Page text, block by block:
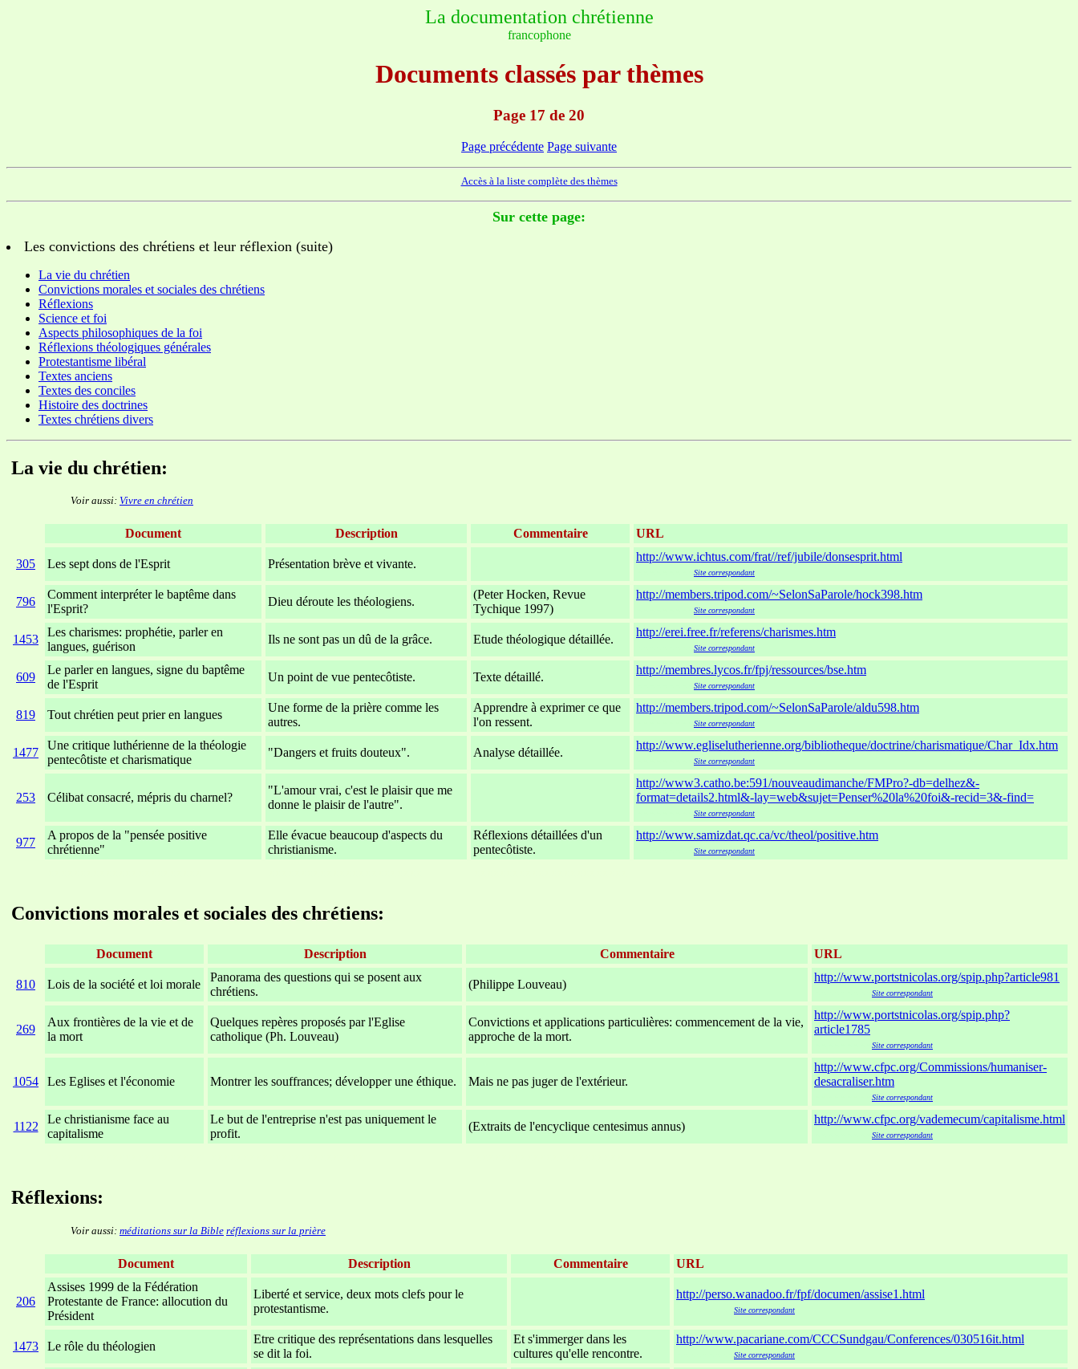
La documentation chrétienne
francophone
Documents classés par thèmes
Page 17 de 20
Page précédente Page suivante
Accès à la liste complète des thèmes
Sur cette page:
Les convictions des chrétiens et leur réflexion (suite)
La vie du chrétien
Convictions morales et sociales des chrétiens
Réflexions
Science et foi
Aspects philosophiques de la foi
Réflexions théologiques générales
Protestantisme libéral
Textes anciens
Textes des conciles
Histoire des doctrines
Textes chrétiens divers
La vie du chrétien:
Voir aussi: Vivre en chrétien
Document Description Commentaire URL
305 Les sept dons de l'Esprit Présentation brève et vivante.
http://www.ichtus.com/frat//ref/jubile/donsesprit.html
Site correspondant
796
Comment interpréter le baptême dans
l'Esprit?
Dieu déroute les théologiens.
(Peter Hocken, Revue
Tychique 1997)
http://members.tripod.com/~SelonSaParole/hock398.htm
Site correspondant
1453
Les charismes: prophétie, parler en
langues, guérison
Ils ne sont pas un dû de la grâce. Etude théologique détaillée.
http://erei.free.fr/referens/charismes.htm
Site correspondant
609
Le parler en langues, signe du baptême
de l'Esprit
Un point de vue pentecôtiste. Texte détaillé.
http://membres.lycos.fr/fpj/ressources/bse.htm
Site correspondant
819 Tout chrétien peut prier en langues
Une forme de la prière comme les
autres.
Apprendre à exprimer ce que
l'on ressent.
http://members.tripod.com/~SelonSaParole/aldu598.htm
Site correspondant
1477
Une critique luthérienne de la théologie
pentecôtiste et charismatique
"Dangers et fruits douteux". Analyse détaillée.
http://www.egliselutherienne.org/bibliotheque/doctrine/charismatique/Char_Idx.htm
Site correspondant
253 Célibat consacré, mépris du charnel?
"L'amour vrai, c'est le plaisir que me
donne le plaisir de l'autre".
http://www3.catho.be:591/nouveaudimanche/FMPro?-db=delhez&-
format=details2.html&-lay=web&sujet=Penser%20la%20foi&-recid=3&-find=
Site correspondant
977
A propos de la "pensée positive
chrétienne"
Elle évacue beaucoup d'aspects du
christianisme.
Réflexions détaillées d'un
pentecôtiste.
http://www.samizdat.qc.ca/vc/theol/positive.htm
Site correspondant
Convictions morales et sociales des chrétiens:
Document Description Commentaire URL
810 Lois de la société et loi morale
Panorama des questions qui se posent aux
chrétiens.
(Philippe Louveau)
http://www.portstnicolas.org/spip.php?article981
Site correspondant
269
Aux frontières de la vie et de
la mort
Quelques repères proposés par l'Eglise
catholique (Ph. Louveau)
Convictions et applications particulières: commencement de la vie,
approche de la mort.
http://www.portstnicolas.org/spip.php?
article1785
Site correspondant
1054 Les Eglises et l'économie Montrer les souffrances; développer une éthique. Mais ne pas juger de l'extérieur.
http://www.cfpc.org/Commissions/humaniser-
desacraliser.htm
Site correspondant
1122
Le christianisme face au
capitalisme
Le but de l'entreprise n'est pas uniquement le
profit.
(Extraits de l'encyclique centesimus annus)
http://www.cfpc.org/vademecum/capitalisme.html
Site correspondant
Réflexions:
Voir aussi: méditations sur la Bible réflexions sur la prière
Document Description Commentaire URL
206
Assises 1999 de la Fédération
Protestante de France: allocution du
Président
Liberté et service, deux mots clefs pour le
protestantisme.
http://perso.wanadoo.fr/fpf/documen/assise1.html
Site correspondant
1473 Le rôle du théologien
Etre critique des représentations dans lesquelles
se dit la foi.
Et s'immerger dans les
cultures qu'elle rencontre.
http://www.pacariane.com/CCCSundgau/Conferences/030516it.html
Site correspondant